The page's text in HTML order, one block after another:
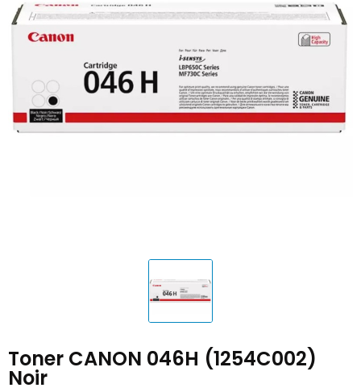
Toner CANON 046H (1254C002)
Noir